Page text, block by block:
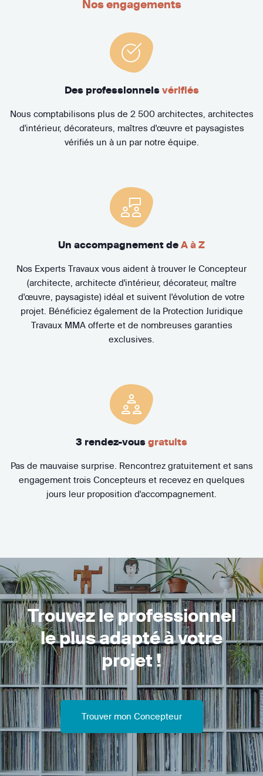
Nos engagements
Des professionnels vérifiés
Nous comptabilisons plus de 2 500 architectes, architectes
d'intérieur, décorateurs, maîtres d'œuvre et paysagistes
vérifiés un à un par notre équipe.
Un accompagnement de A à Z
Nos Experts Travaux vous aident à trouver le Concepteur
(architecte, architecte d'intérieur, décorateur, maître
d'œuvre, paysagiste) idéal et suivent l'évolution de votre
projet. Bénéficiez également de la Protection Juridique
Travaux MMA offerte et de nombreuses garanties
exclusives.
3 rendez-vous gratuits
Pas de mauvaise surprise. Rencontrez gratuitement et sans
engagement trois Concepteurs et recevez en quelques
jours leur proposition d'accompagnement.
Trouvez le professionnel
le plus adapté à votre
projet !
Trouver mon Concepteur